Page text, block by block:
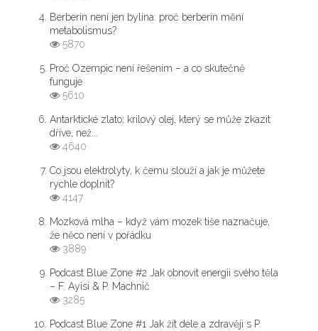
Berberin není jen bylina: proč berberin mění
metabolismus?
5870
Proč Ozempic není řešením – a co skutečně
funguje
5610
Antarktické zlato: krilový olej, který se může zkazit
dříve, než...
4640
Co jsou elektrolyty, k čemu slouží a jak je můžete
rychle doplnit?
4147
Mozková mlha – když vám mozek tiše naznačuje,
že něco není v pořádku
3889
Podcast Blue Zone #2 Jak obnovit energii svého těla
– F. Ayisi & P. Machnič
3285
Podcast Blue Zone #1 Jak žít déle a zdravěji s P.